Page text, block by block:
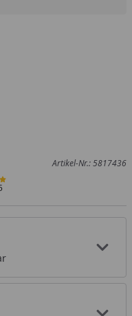
Artikel-Nr.: 5817436